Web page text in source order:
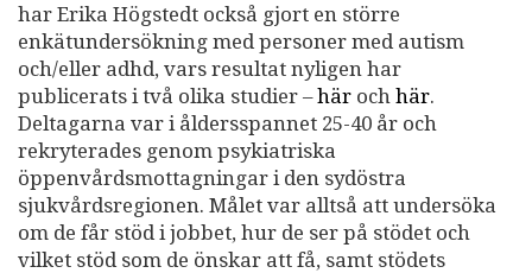
har Erika Högstedt också gjort en större
enkätundersökning med personer med autism
och/eller adhd, vars resultat nyligen har
publicerats i två olika studier –här och här.
Deltagarna var i åldersspannet 25-40 år och
rekryterades genom psykiatriska
öppenvårdsmottagningar i den sydöstra
sjukvårdsregionen. Målet var alltså att undersöka
om de får stöd i jobbet, hur de ser på stödet och
vilket stöd som de önskar att få, samt stödets